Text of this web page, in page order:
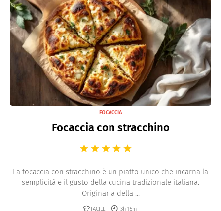
FOCACCIA
Focaccia con stracchino
La focaccia con stracchino è un piatto unico che incarna la
semplicità e il gusto della cucina tradizionale italiana.
Originaria della ...
FACILE 3h 15m